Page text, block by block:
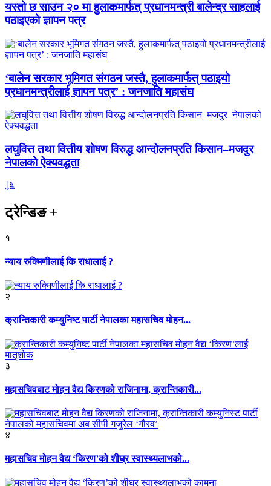
यस्तो छ साउन २० मा हुलाकमार्फत् प्रधानमन्त्री बालेन्द्र साहलाई
पठाइएको ज्ञापन पत्र
‘बालेन सरकार भूमिगत संगठन जस्तै, हुलाकमार्फत् पठाइयो
प्रधानमन्त्रीलाई ज्ञापन पत्र’ : जनजाति महासंघ
लघुवित्त तथा वित्तीय शोषण विरुद्ध आन्दोलनप्रति किसान–मजदुर
नेपालको ऐक्यवद्धता
ट्रेन्डिङ+
१
न्याय रुक्मिणीलाई कि राधालाई ?
२
क्रान्तिकारी कम्युनिष्ट पार्टी नेपालका महासचिव मोहन...
३
महासचिवबाट मोहन वैद्य किरणको राजिनामा, क्रान्तिकारी...
४
महासचिव मोहन वैद्य ‘किरण’को शीघ्र स्वास्थ्यलाभको...